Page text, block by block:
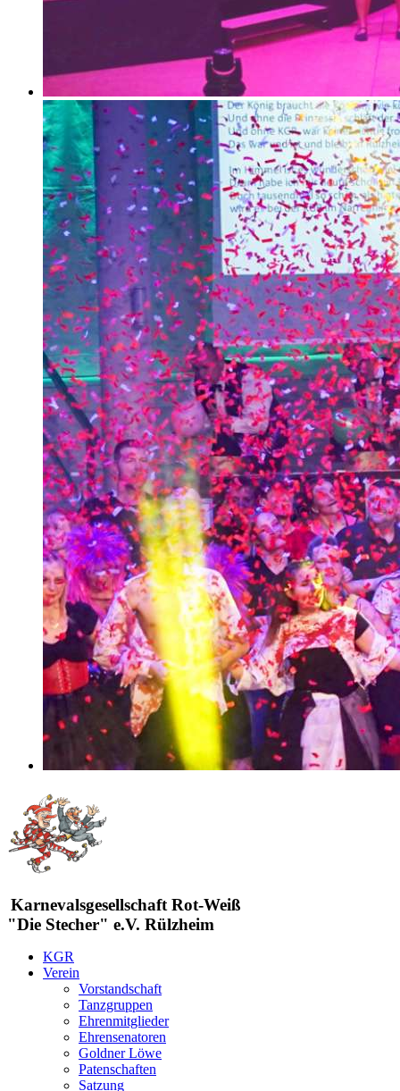
Karnevalsgesellschaft Rot-Weiß
"Die Stecher" e.V. Rülzheim
KGR
Verein
Vorstandschaft
Tanzgruppen
Ehrenmitglieder
Ehrensenatoren
Goldner Löwe
Patenschaften
Satzung